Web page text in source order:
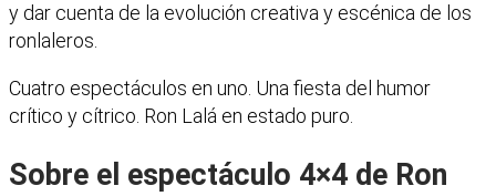
y dar cuenta de la evolución creativa y escénica de los
ronlaleros.
Cuatro espectáculos en uno. Una fiesta del humor
crítico y cítrico. Ron Lalá en estado puro.
Sobre el espectáculo 4×4 de Ron